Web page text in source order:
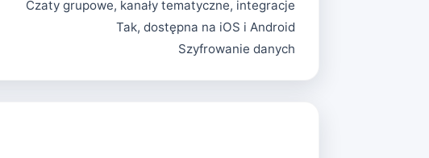
Czaty grupowe, kanały tematyczne, integracje
Tak, dostępna na iOS i Android
Szyfrowanie danych